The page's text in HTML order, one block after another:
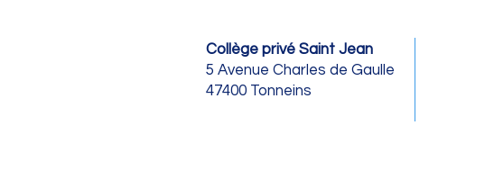
Collège privé Saint Jean
5 Avenue Charles de Gaulle
47400 Tonneins